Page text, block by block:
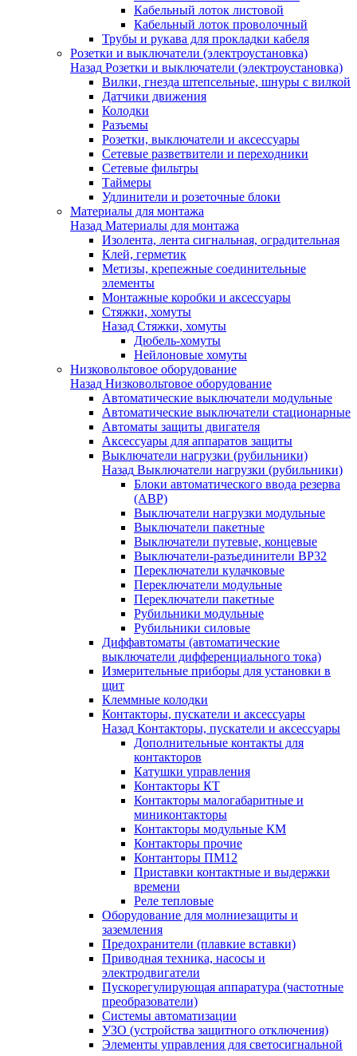
Кабельный лоток листовой
Кабельный лоток проволочный
Трубы и рукава для прокладки кабеля
Розетки и выключатели (электроустановка)
Назад Розетки и выключатели (электроустановка)
Вилки, гнезда штепсельные, шнуры с вилкой
Датчики движения
Колодки
Разъемы
Розетки, выключатели и аксессуары
Сетевые разветвители и переходники
Сетевые фильтры
Таймеры
Удлинители и розеточные блоки
Материалы для монтажа
Назад Материалы для монтажа
Изолента, лента сигнальная, оградительная
Клей, герметик
Метизы, крепежные соединительные
элементы
Монтажные коробки и аксессуары
Стяжки, хомуты
Назад Стяжки, хомуты
Дюбель-хомуты
Нейлоновые хомуты
Низковольтовое оборудование
Назад Низковольтовое оборудование
Автоматические выключатели модульные
Автоматические выключатели стационарные
Автоматы защиты двигателя
Аксессуары для аппаратов защиты
Выключатели нагрузки (рубильники)
Назад Выключатели нагрузки (рубильники)
Блоки автоматического ввода резерва
(АВР)
Выключатели нагрузки модульные
Выключатели пакетные
Выключатели путевые, концевые
Выключатели-разъединители ВР32
Переключатели кулачковые
Переключатели модульные
Переключатели пакетные
Рубильники модульные
Рубильники силовые
Диффавтоматы (автоматические
выключатели дифференциального тока)
Измерительные приборы для установки в
щит
Клеммные колодки
Контакторы, пускатели и аксессуары
Назад Контакторы, пускатели и аксессуары
Дополнительные контакты для
контакторов
Катушки управления
Контакторы КТ
Контакторы малогабаритные и
миниконтакторы
Контакторы модульные КМ
Контакторы прочие
Контанторы ПМ12
Приставки контактные и выдержки
времени
Реле тепловые
Оборудование для молниезащиты и
заземления
Предохранители (плавкие вставки)
Приводная техника, насосы и
электродвигатели
Пускорегулирующая аппаратура (частотные
преобразователи)
Системы автоматизации
УЗО (устройства защитного отключения)
Элементы управления для светосигнальной